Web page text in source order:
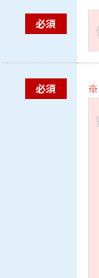
必須
必須